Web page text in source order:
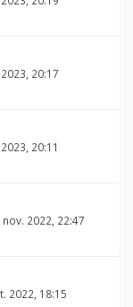
20:17
20:11
nov. 2022, 22:47
2022, 18:15